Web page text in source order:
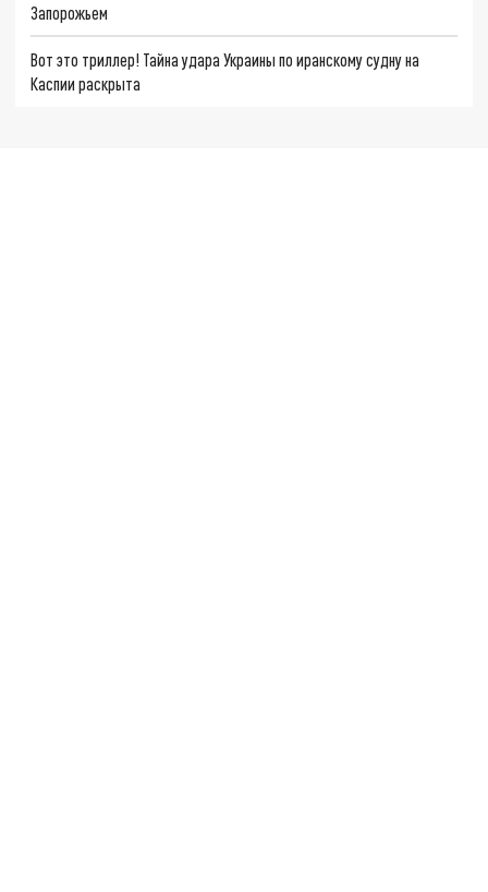
Запорожьем
Вот это триллер! Тайна удара Украины по иранскому судну на
Каспии раскрыта